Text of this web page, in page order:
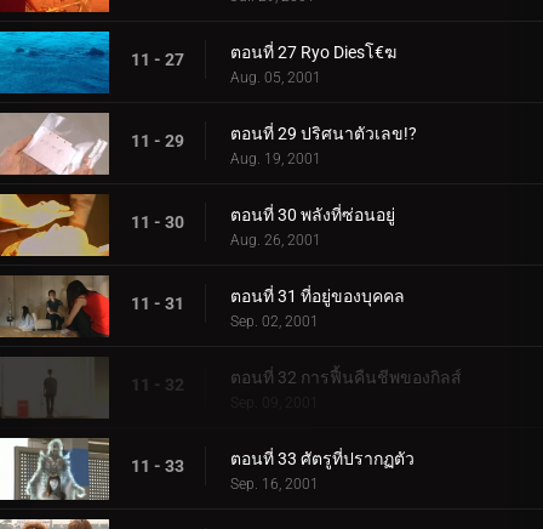
11 - 27 ตอนที่ 27 Ryo Diesโ€ฆ
Aug. 05, 2001
11 - 29 ตอนที่ 29 ปริศนาตัวเลข!?
Aug. 19, 2001
11 - 30 ตอนที่ 30 พลังที่ซ่อนอยู่
Aug. 26, 2001
11 - 31 ตอนที่ 31 ที่อยู่ของบุคคล
Sep. 02, 2001
11 - 32 ตอนที่ 32 การฟื้นคืนชีพของกิลส์
Sep. 09, 2001
11 - 33 ตอนที่ 33 ศัตรูที่ปรากฏตัว
Sep. 16, 2001